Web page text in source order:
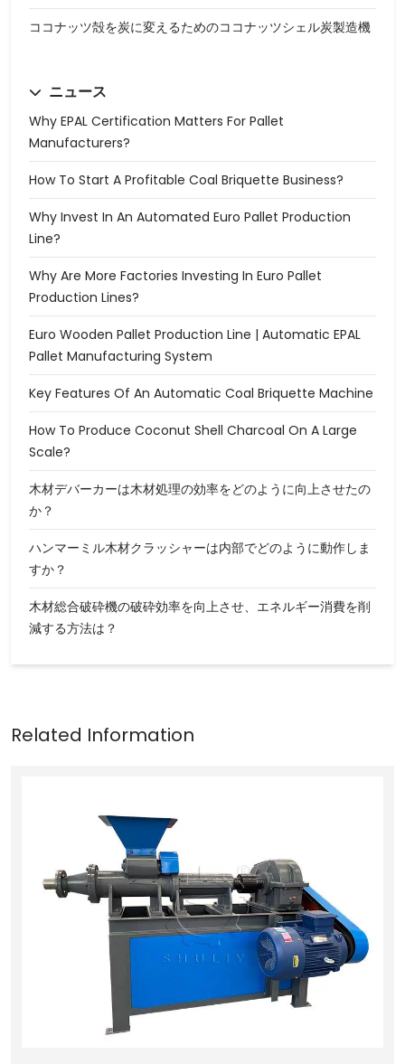
ココナッツ殻を炭に変えるためのココナッツシェル炭製造機
ニュース
Why EPAL Certification Matters For Pallet
Manufacturers?
How To Start A Profitable Coal Briquette Business?
Why Invest In An Automated Euro Pallet Production
Line?
Why Are More Factories Investing In Euro Pallet
Production Lines?
Euro Wooden Pallet Production Line | Automatic EPAL
Pallet Manufacturing System
Key Features Of An Automatic Coal Briquette Machine
How To Produce Coconut Shell Charcoal On A Large
Scale?
木材デバーカーは木材処理の効率をどのように向上させたの
か？
ハンマーミル木材クラッシャーは内部でどのように動作しま
すか？
木材総合破砕機の破砕効率を向上させ、エネルギー消費を削
減する方法は？